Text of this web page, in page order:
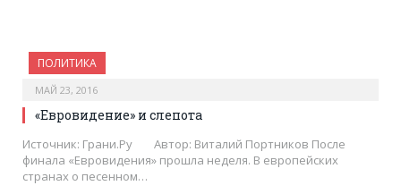
ПОЛИТИКА
МАЙ 23, 2016
«Евровидение» и слепота
Источник: Грани.Ру Автор: Виталий Портников После
финала «Евровидения» прошла неделя. В европейских
странах о песенном…